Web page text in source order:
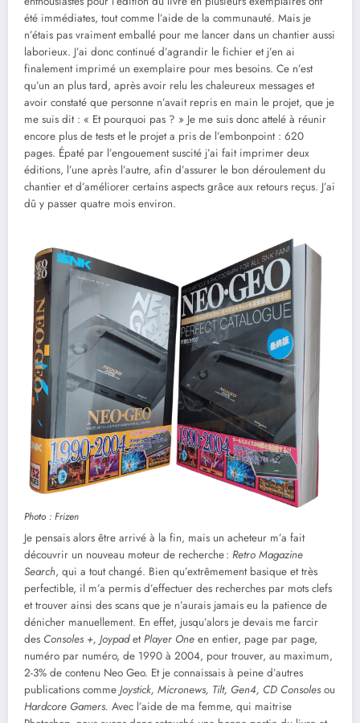
été immédiates, tout comme l’aide de la communauté. Mais je
n’étais pas vraiment emballé pour me lancer dans un chantier aussi
laborieux. J’ai donc continué d’agrandir le fichier et j’en ai
finalement imprimé un exemplaire pour mes besoins. Ce n’est
qu’un an plus tard, après avoir relu les chaleureux messages et
avoir constaté que personne n’avait repris en main le projet, que je
me suis dit : « Et pourquoi pas ? » Je me suis donc attelé à réunir
encore plus de tests et le projet a pris de l’embonpoint : 620
pages. Épaté par l’engouement suscité j’ai fait imprimer deux
éditions, l’une après l’autre, afin d’assurer le bon déroulement du
chantier et d’améliorer certains aspects grâce aux retours reçus. J’ai
dû y passer quatre mois environ.
Photo : Frizen
Je pensais alors être arrivé à la fin, mais un acheteur m’a fait
découvrir un nouveau moteur de recherche : Retro Magazine
Search, qui a tout changé. Bien qu’extrêmement basique et très
perfectible, il m’a permis d’effectuer des recherches par mots clefs
et trouver ainsi des scans que je n’aurais jamais eu la patience de
dénicher manuellement. En effet, jusqu’alors je devais me farcir
des Consoles +, JoypadetPlayer One en entier, page par page,
numéro par numéro, de 1990 à 2004, pour trouver, au maximum,
2-3% de contenu Neo Geo. Et je connaissais à peine d’autres
publications comme Joystick, Micronews, Tilt, Gen4, CD Consoles ou
Hardcore Gamers. Avec l’aide de ma femme, qui maitrise